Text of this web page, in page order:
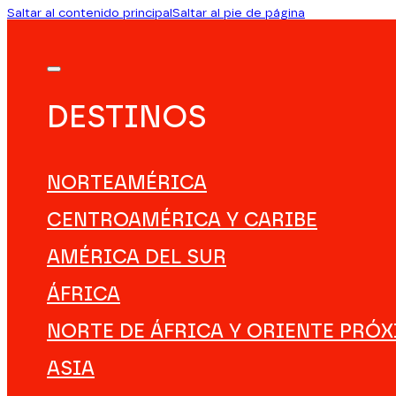
Saltar al contenido principal Saltar al pie de página
DESTINOS
NORTEAMÉRICA
CENTROAMÉRICA Y CARIBE
AMÉRICA DEL SUR
ÁFRICA
NORTE DE ÁFRICA Y ORIENTE
ASIA